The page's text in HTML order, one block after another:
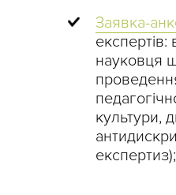
Заявка-
науковця
культури,
експертиз);